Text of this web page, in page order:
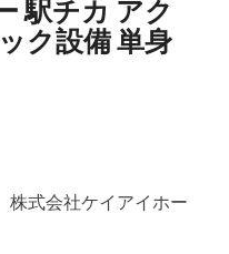
駅チカ アク
ク設備 単身
式会社ケイアイホー